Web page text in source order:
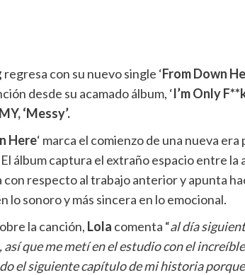
regresa con su nuevo single ‘From Down
desde su acamado álbum, ‘I’m Only
‘Messy’.
Here‘ marca el comienzo de una nueva era
álbum captura el extraño espacio entre la
con respecto al trabajo anterior y apunta
lo sonoro y más sincera en lo emocional.
la canción, Lola comenta “al día
que me metí en el estudio con el
el siguiente capítulo de mi historia